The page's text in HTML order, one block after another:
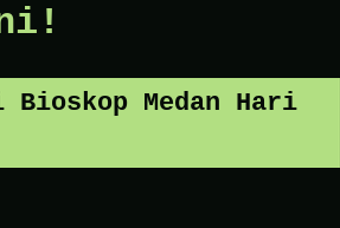
Medan Hari